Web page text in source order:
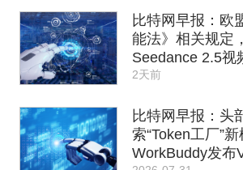
比特网早报：欧
能法》相关规定
Seedance 2.5视
2天前
比特网早报：头
索“Token工厂”
WorkBuddy发布